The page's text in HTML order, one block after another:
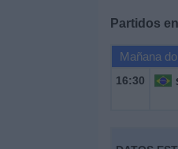
Partidos
Mañana
16:30